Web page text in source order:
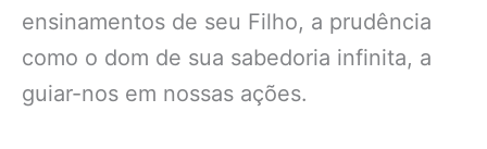
ensinamentos de seu Filho, a prudência
como o dom de sua sabedoria infinita, a
guiar-nos em nossas ações.